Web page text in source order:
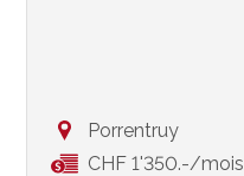
Porrentruy
CHF 1'350.-/mois